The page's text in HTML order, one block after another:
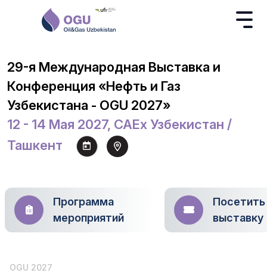
29-я Международная Выставка и
Конференция «Нефть и Газ
Узбекистана - OGU 2027»
12 - 14 Мая 2027, CAEx Узбекистан /
Ташкент
Программа
мероприятий
Посетить
выставку
OGU 2027